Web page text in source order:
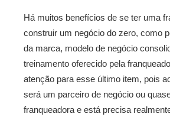
Há muitos benefícios de se ter uma
construir um negócio do zero, como
da marca, modelo de negócio
treinamento oferecido pela
atenção para esse último item, pois
será um parceiro de negócio ou
franqueadora e está precisa